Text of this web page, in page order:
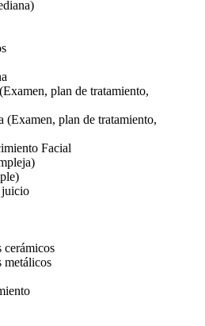
plan de tratamiento,
(Examen, plan de tratamiento,
Facial
juicio
cerámicos
metálicos